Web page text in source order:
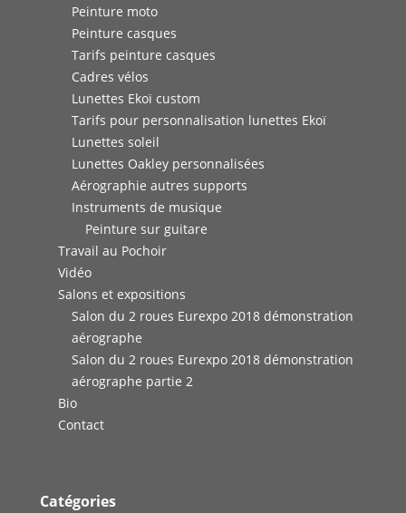
Peinture moto
Peinture casques
Tarifs peinture casques
Cadres vélos
Lunettes Ekoï custom
Tarifs pour personnalisation lunettes Ekoï
Lunettes soleil
Lunettes Oakley personnalisées
Aérographie autres supports
Instruments de musique
Peinture sur guitare
Travail au Pochoir
Vidéo
Salons et expositions
Salon du 2 roues Eurexpo 2018 démonstration
aérographe
Salon du 2 roues Eurexpo 2018 démonstration
aérographe partie 2
Bio
Contact
Catégories